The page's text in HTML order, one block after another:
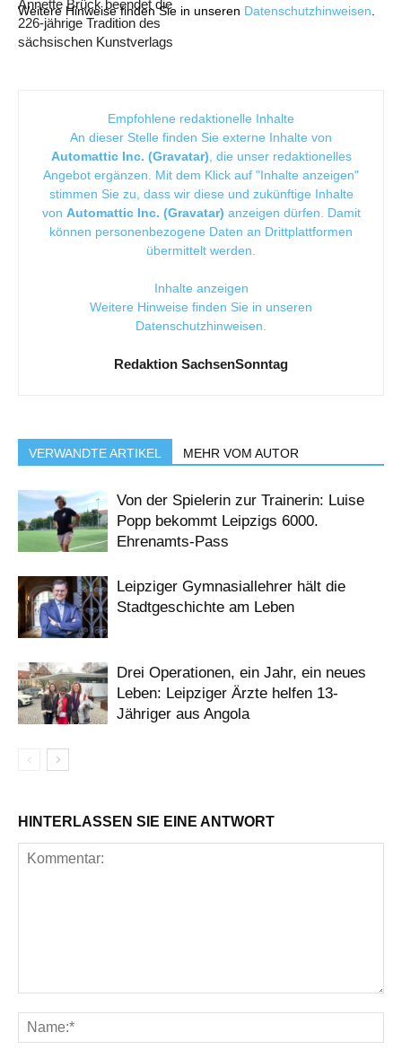
Weitere Hinweise finden Sie in unseren Datenschutzhinweisen.
Annette Brück beendet die
226-jährige Tradition des
sächsischen Kunstverlags
Empfohlene redaktionelle Inhalte
An dieser Stelle finden Sie externe Inhalte von
Automattic Inc. (Gravatar), die unser redaktionelles
Angebot ergänzen. Mit dem Klick auf "Inhalte anzeigen"
stimmen Sie zu, dass wir diese und zukünftige Inhalte
von Automattic Inc. (Gravatar) anzeigen dürfen. Damit
können personenbezogene Daten an Drittplattformen
übermittelt werden.
Inhalte anzeigen
Weitere Hinweise finden Sie in unseren
Datenschutzhinweisen.
Redaktion SachsenSonntag
VERWANDTE ARTIKEL MEHR VOM AUTOR
Von der Spielerin zur Trainerin: Luise
Popp bekommt Leipzigs 6000.
Ehrenamts-Pass
Leipziger Gymnasiallehrer hält die
Stadtgeschichte am Leben
Drei Operationen, ein Jahr, ein neues
Leben: Leipziger Ärzte helfen 13-
Jähriger aus Angola
HINTERLASSEN SIE EINE ANTWORT